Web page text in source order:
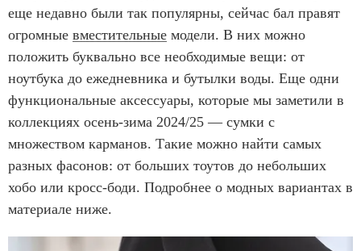
еще недавно были так популярны, сейчас бал правят
огромные вместительные модели. В них можно
положить буквально все необходимые вещи: от
ноутбука до ежедневника и бутылки воды. Еще одни
функциональные аксессуары, которые мы заметили в
коллекциях осень-зима 2024/25 — сумки с
множеством карманов. Такие можно найти самых
разных фасонов: от больших тоутов до небольших
хобо или кросс-боди. Подробнее о модных вариантах в
материале ниже.